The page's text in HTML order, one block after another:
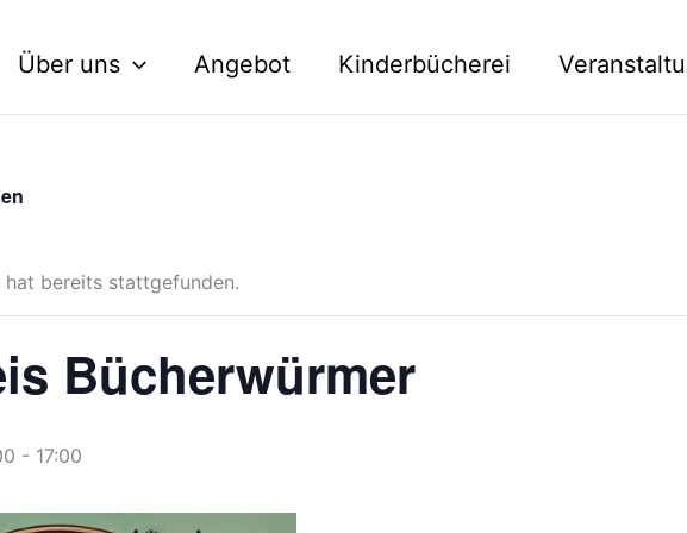
Über uns Angebot Kinderbücherei
hat bereits stattgefunden.
Bücherwürmer
- 17:00